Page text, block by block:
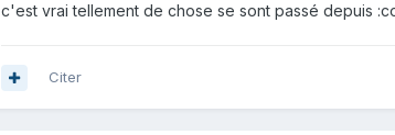
c'est vrai tellement de chose se sont passé depuis
Citer